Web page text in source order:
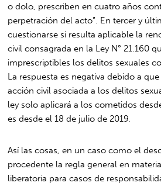
o dolo, prescriben en cuatro años
perpetración del acto”. En tercer y
cuestionarse si resulta aplicable la
civil consagrada en la Ley N° 21.160
imprescriptibles los delitos sexuales
La respuesta es negativa debido a
acción civil asociada a los delitos
ley solo aplicará a los cometidos
es desde el 18 de julio de 2019.
Así las cosas, en un caso como el
procedente la regla general en
liberatoria para casos de